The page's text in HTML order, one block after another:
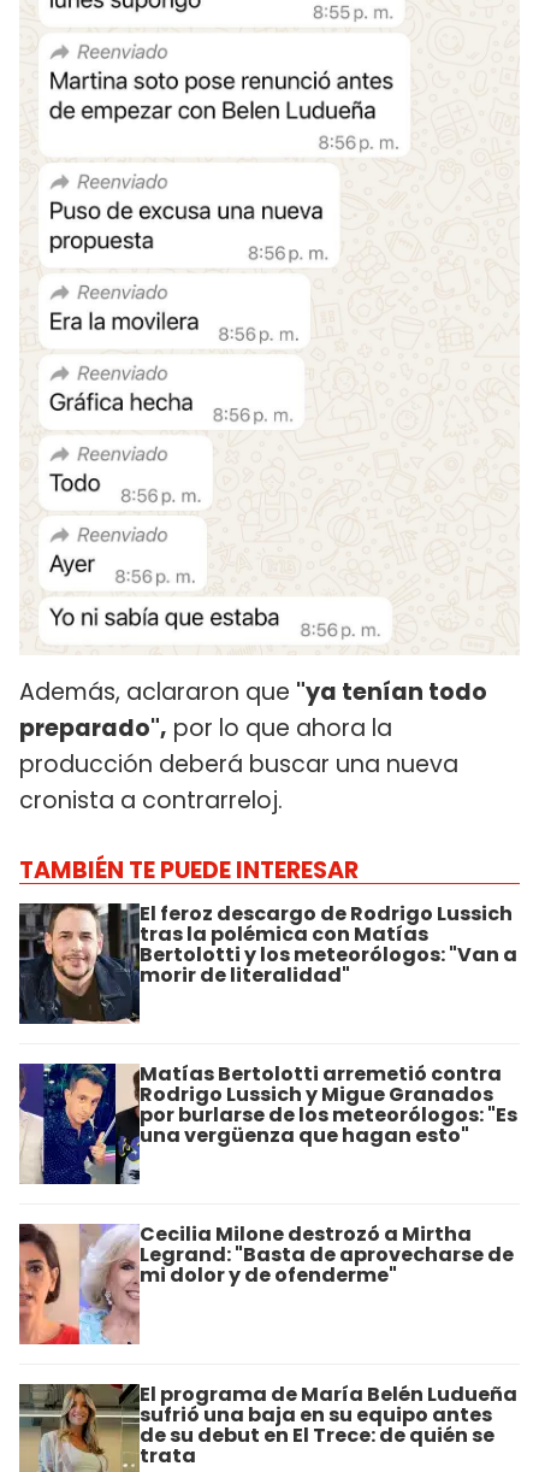
Además, aclararon que "ya tenían todo
preparado", por lo que ahora la
producción deberá buscar una nueva
cronista a contrarreloj.
TAMBIÉN TE PUEDE INTERESAR
El feroz descargo de Rodrigo Lussich
tras la polémica con Matías
Bertolotti y los meteorólogos: "Van a
morir de literalidad"
Matías Bertolotti arremetió contra
Rodrigo Lussich y Migue Granados
por burlarse de los meteorólogos: "Es
una vergüenza que hagan esto"
Cecilia Milone destrozó a Mirtha
Legrand: "Basta de aprovecharse de
mi dolor y de ofenderme"
El programa de María Belén Ludueña
sufrió una baja en su equipo antes
de su debut en El Trece: de quién se
trata